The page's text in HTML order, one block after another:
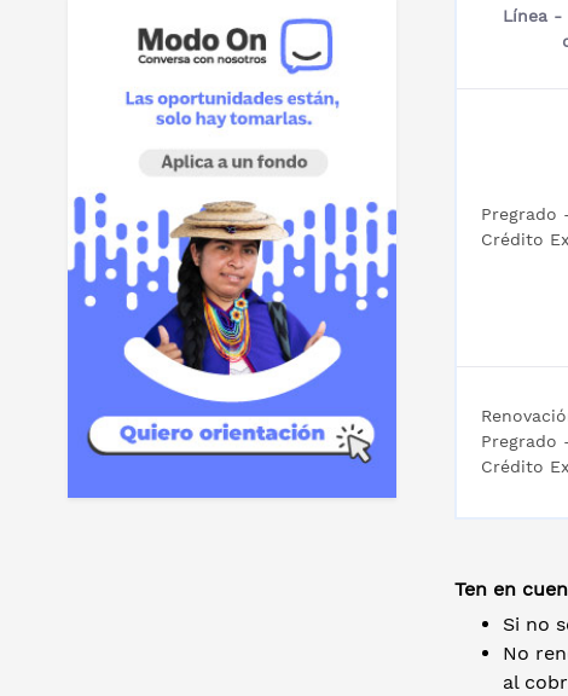
Línea -
Pregrado
Crédito
Pregrado
Crédito
Ten en
Si no
No
al